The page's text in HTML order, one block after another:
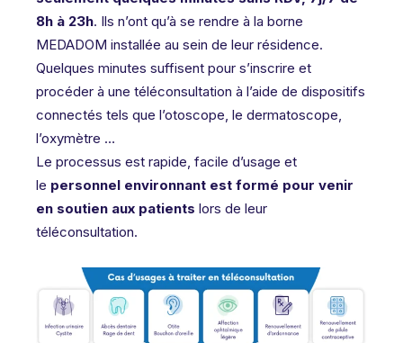
8h à 23h. Ils n’ont qu’à se rendre à la borne
MEDADOM installée au sein de leur résidence.
Quelques minutes suffisent pour s’inscrire et
procéder à une téléconsultation à l’aide de dispositifs
connectés tels que l’otoscope, le dermatoscope,
l’oxymètre …
Le processus est rapide, facile d’usage et
le personnel environnant est formé pour venir
en soutien aux patients lors de leur
téléconsultation.